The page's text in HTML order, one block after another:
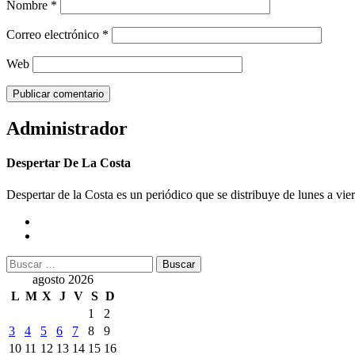
Nombre *
Correo electrónico *
Web
Administrador
Despertar De La Costa
Despertar de la Costa es un periódico que se distribuye de lunes a
Buscar:
agosto 2026
L M X J V S D
1
2
3
4 5 6 7 8
9
10 11 12 13 14 15 16